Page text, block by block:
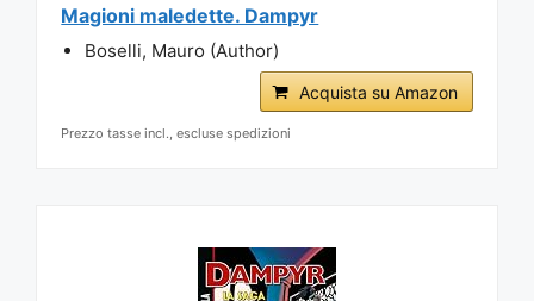
Magioni maledette. Dampyr
Boselli, Mauro (Author)
Acquista su Amazon
Prezzo tasse incl., escluse spedizioni